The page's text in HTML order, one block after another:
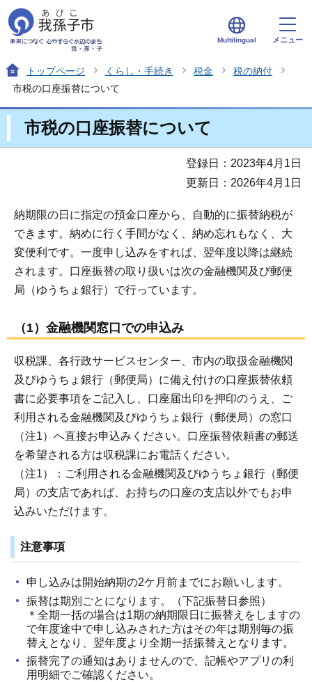
Multilingual メニュー
トップページ くらし・手続き 税金
税の納付
市税の口座振替について
市税の口座振替について
登録日：2023年4月1日
更新日：2026年4月1日
納期限の日に指定の預金口座から、自動的に振替納税が
できます。納めに行く手間がなく、納め忘れもなく、大
変便利です。一度申し込みをすれば、翌年度以降は継続
されます。口座振替の取り扱いは次の金融機関及び郵便
局（ゆうちょ銀行）で行っています。
（1）金融機関窓口での申込み
収税課、各行政サービスセンター、市内の取扱金融機関
及びゆうちょ銀行（郵便局）に備え付けの口座振替依頼
書に必要事項をご記入し、口座届出印を押印のうえ、ご
利用される金融機関及びゆうちょ銀行（郵便局）の窓口
（注1）へ直接お申込みください。口座振替依頼書の郵送
を希望される方は収税課にお電話ください。
（注1）：ご利用される金融機関及びゆうちょ銀行（郵便
局）の支店であれば、お持ちの口座の支店以外でもお申
込みいただけます。
注意事項
申し込みは開始納期の2ケ月前までにお願いします。
振替は期別ごとになります。（下記振替日参照）
＊全期一括の場合は1期の納期限日に振替えをしますの
で年度途中で申し込みされた方はその年は期別毎の振
替えとなり、翌年度より全期一括振替えとなります。
振替完了の通知はありませんので、記帳やアプリの利
用明細でご確認ください。